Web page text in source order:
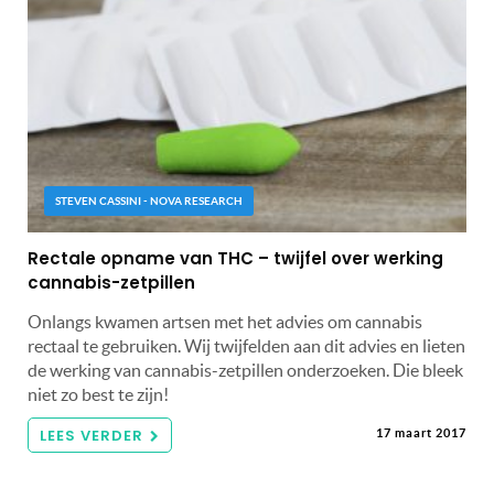
STEVEN CASSINI - NOVA RESEARCH
Rectale opname van THC – twijfel over werking
cannabis-zetpillen
Onlangs kwamen artsen met het advies om cannabis
rectaal te gebruiken. Wij twijfelden aan dit advies en lieten
de werking van cannabis-zetpillen onderzoeken. Die bleek
niet zo best te zijn!
LEES VERDER 17 maart 2017